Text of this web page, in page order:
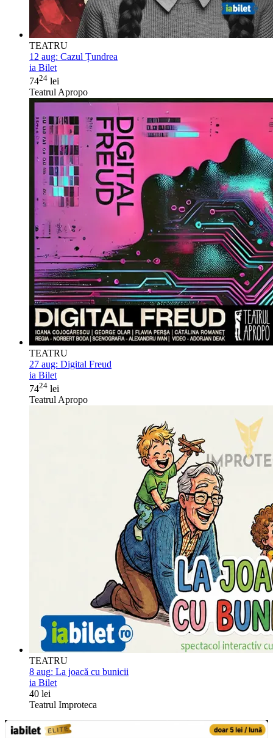
TEATRU
12 aug: Cazul Țundrea
ia Bilet
7424 lei
Teatrul Apropo
TEATRU
27 aug: Digital Freud
ia Bilet
7424 lei
Teatrul Apropo
TEATRU
8 aug: La joacă cu bunicii
ia Bilet
40 lei
Teatrul Improteca